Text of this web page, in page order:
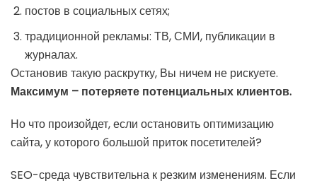
постов в социальных сетях;
традиционной рекламы: ТВ, СМИ, публикации в
журналах.
Остановив такую раскрутку, Вы ничем не рискуете.
Максимум – потеряете потенциальных клиентов.
Но что произойдет, если остановить оптимизацию
сайта, у которого большой приток посетителей?
SEO-среда чувствительна к резким изменениям. Если